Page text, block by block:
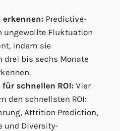
Predictive-
ungewollte Fluktuation
indem sie
drei bis sechs Monate
schnellen ROI: Vier
den schnellsten ROI:
Attrition Prediction,
und Diversity-